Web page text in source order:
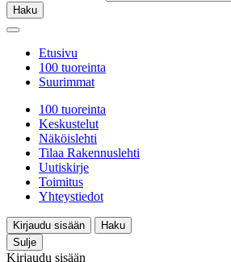
Haku
Etusivu
100 tuoreinta
Suurimmat
100 tuoreinta
Keskustelut
Näköislehti
Tilaa Rakennuslehti
Uutiskirje
Toimitus
Yhteystiedot
Kirjaudu sisään
Haku
Sulje
Kirjaudu sisään